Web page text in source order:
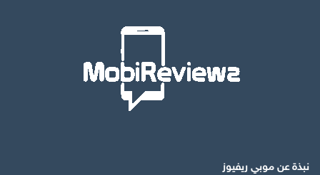
نبذة عن موبي ريفيوز